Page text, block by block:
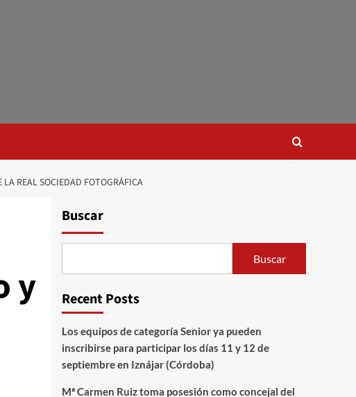
DE LA REAL SOCIEDAD FOTOGRÁFICA
y
Buscar
Buscar
Recent Posts
Los equipos de categoría Senior ya pueden
inscribirse para participar los días 11 y 12 de
septiembre en Iznájar (Córdoba)
Mª Carmen Ruiz toma posesión como concejal del